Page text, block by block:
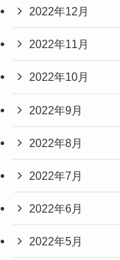
2022年12月
2022年11月
2022年10月
2022年9月
2022年8月
2022年7月
2022年6月
2022年5月